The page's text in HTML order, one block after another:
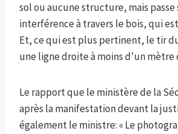
sol ou aucune structure, mais passe
interférence à travers le bois, qui
Et, ce qui est plus pertinent, le tir
une ligne droite à moins d'un mètre
Le rapport que le ministère de la
après la manifestation devant la
également le ministre: « Le